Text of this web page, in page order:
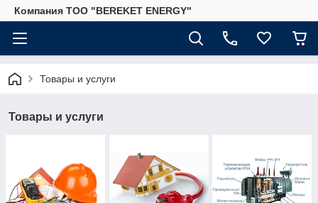
Компания ТОО "BEREKET ENERGY"
Товары и услуги
Товары и услуги